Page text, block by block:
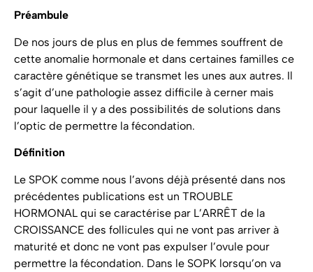
Préambule
De nos jours de plus en plus de femmes souffrent de
cette anomalie hormonale et dans certaines familles ce
caractère génétique se transmet les unes aux autres. Il
s’agit d’une pathologie assez difficile à cerner mais
pour laquelle il y a des possibilités de solutions dans
l’optic de permettre la fécondation.
Définition
Le SPOK comme nous l’avons déjà présenté dans nos
précédentes publications est un TROUBLE
HORMONAL qui se caractérise par L’ARRÊT de la
CROISSANCE des follicules qui ne vont pas arriver à
maturité et donc ne vont pas expulser l’ovule pour
permettre la fécondation. Dans le SOPK lorsqu’on va